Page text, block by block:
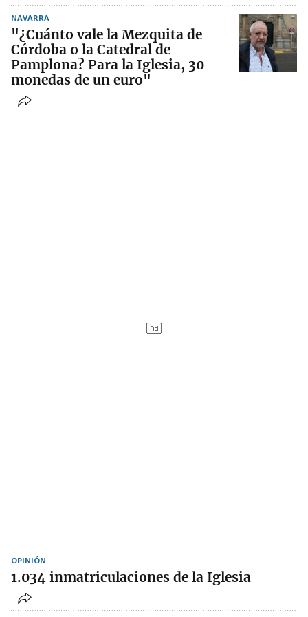
NAVARRA
"¿Cuánto vale la Mezquita de
Córdoba o la Catedral de
Pamplona? Para la Iglesia, 30
monedas de un euro"
OPINIÓN
1.034 inmatriculaciones de la Iglesia